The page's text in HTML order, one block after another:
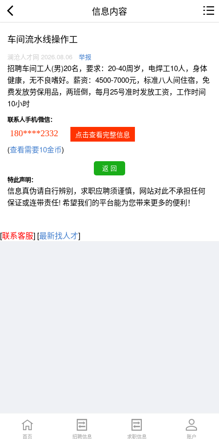
信息内容
车间流水线操作工
澜沧人才网 2026.08.06 举报
招聘车间工人(男)20名，要求：20-40周岁，电焊工10人，身体
健康，无不良嗜好。薪资：4500-7000元，标准八人间住宿，免
费发放劳保用品，两班倒，每月25号准时发放工资，工作时间
10小时
联系人手机/微信：
180****2332 点击查看完整信息
(查看需要10金币)
特此声明：
信息真伪请自行辨别，求职应聘须谨慎，网站对此不承担任何
保证或连带责任! 希望我们的平台能为您带来更多的便利！
[联系客服] [最新找人才]
首页 招聘信息 求职信息 账户